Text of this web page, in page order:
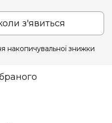
з'явиться
накопичувальної знижки